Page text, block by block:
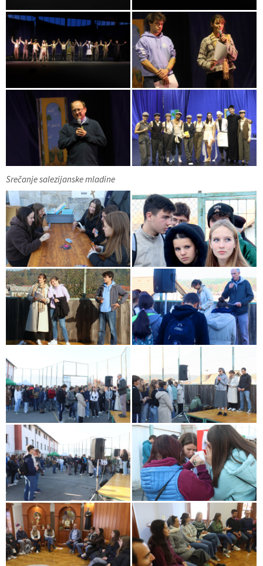
Srečanje salezijanske mladine